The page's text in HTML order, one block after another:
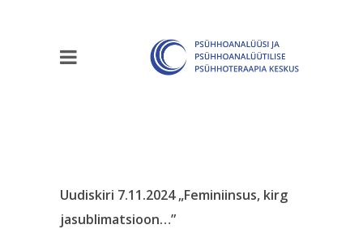
Uudiskiri 7.11.2024 „Feminiinsus, kirg
jasublimatsioon…”